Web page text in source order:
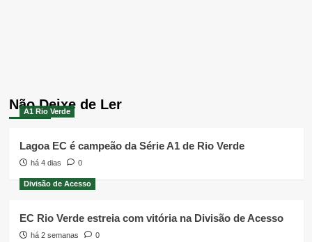
Não Deixe de Ler
A1 Rio Verde
Lagoa EC é campeão da Série A1 de Rio Verde
há 4 dias 0
Divisão de Acesso
EC Rio Verde estreia com vitória na Divisão de Acesso
há 2 semanas 0